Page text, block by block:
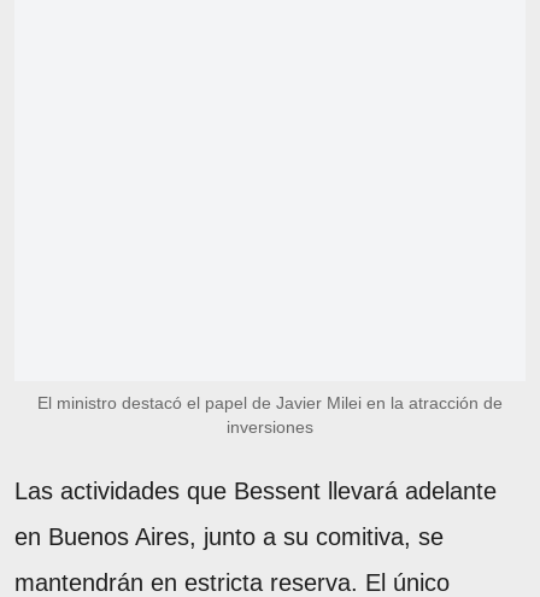
El ministro destacó el papel de Javier Milei en la atracción de
inversiones
Las actividades que Bessent llevará adelante
en Buenos Aires, junto a su comitiva, se
mantendrán en estricta reserva. El único